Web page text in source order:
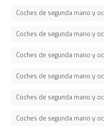
Coches de segunda mano y
Coches de segunda mano y
Coches de segunda mano y
Coches de segunda mano y
Coches de segunda mano y
Coches de segunda mano y